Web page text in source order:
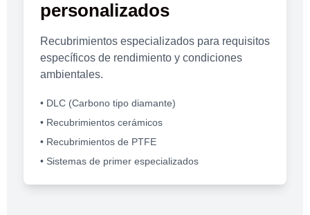
personalizados
Recubrimientos especializados para requisitos
específicos de rendimiento y condiciones
ambientales.
• DLC (Carbono tipo diamante)
• Recubrimientos cerámicos
• Recubrimientos de PTFE
• Sistemas de primer especializados